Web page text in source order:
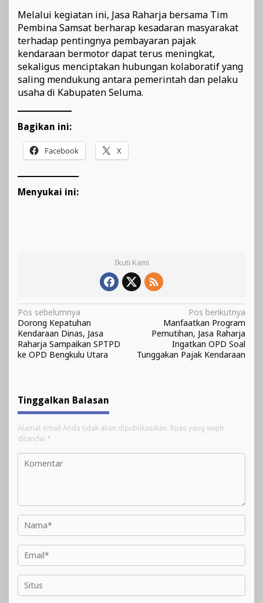
Melalui kegiatan ini, Jasa Raharja bersama Tim
Pembina Samsat berharap kesadaran masyarakat
terhadap pentingnya pembayaran pajak
kendaraan bermotor dapat terus meningkat,
sekaligus menciptakan hubungan kolaboratif yang
saling mendukung antara pemerintah dan pelaku
usaha di Kabupaten Seluma.
Bagikan ini:
Facebook X
Menyukai ini:
Ikuti Kami
Navigasi
pos
Pos sebelumnya
Dorong Kepatuhan
Kendaraan Dinas, Jasa
Raharja Sampaikan SPTPD
ke OPD Bengkulu Utara
Pos berikutnya
Manfaatkan Program
Pemutihan, Jasa Raharja
Ingatkan OPD Soal
Tunggakan Pajak Kendaraan
Tinggalkan Balasan
Alamat email Anda tidak akan dipublikasikan. Ruas yang wajib
ditandai *